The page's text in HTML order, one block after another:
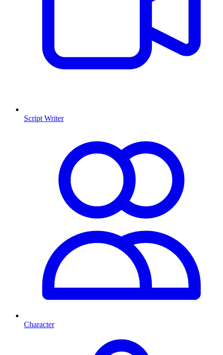
Script Writer
Character